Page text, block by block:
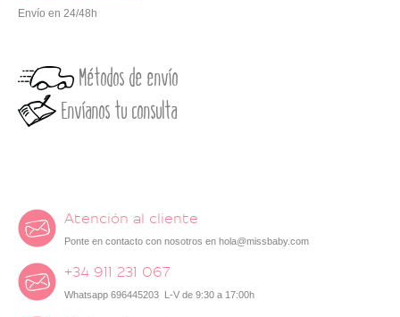
Envío en 24/48h
Métodos de envío
Envíanos tu consulta
Atención al cliente
Ponte en contacto con nosotros en hola@missbaby.com
+34 911 231 067
Whatsapp 696445203 L-V de 9:30 a 17:00h